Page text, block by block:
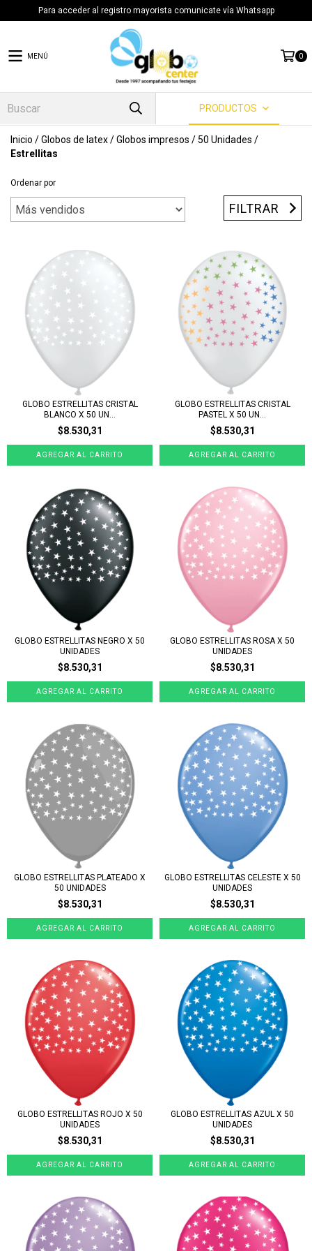
Para acceder al registro mayorista comunicate vía Whatsapp
MENÚ 0
PRODUCTOS
Inicio /Globos de latex/Globos impresos /50 Unidades /
Estrellitas
Ordenar por
FILTRAR
GLOBO ESTRELLITAS CRISTAL
BLANCO X 50 UN...
$8.530,31
GLOBO ESTRELLITAS CRISTAL
PASTEL X 50 UN...
$8.530,31
GLOBO ESTRELLITAS NEGRO X 50
UNIDADES
$8.530,31
GLOBO ESTRELLITAS ROSA X 50
UNIDADES
$8.530,31
GLOBO ESTRELLITAS PLATEADO X
50 UNIDADES
$8.530,31
GLOBO ESTRELLITAS CELESTE X 50
UNIDADES
$8.530,31
GLOBO ESTRELLITAS ROJO X 50
UNIDADES
$8.530,31
GLOBO ESTRELLITAS AZUL X 50
UNIDADES
$8.530,31